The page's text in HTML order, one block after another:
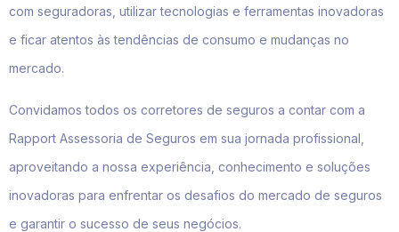
com seguradoras, utilizar tecnologias e ferramentas inovadoras
e ficar atentos às tendências de consumo e mudanças no
mercado.
Convidamos todos os corretores de seguros a contar com a
Rapport Assessoria de Seguros em sua jornada profissional,
aproveitando a nossa experiência, conhecimento e soluções
inovadoras para enfrentar os desafios do mercado de seguros
e garantir o sucesso de seus negócios.